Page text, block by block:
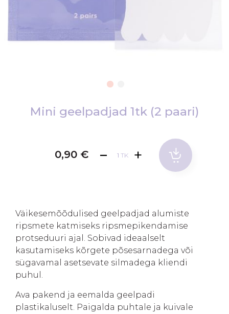
Mini geelpadjad 1tk (2 paari)
0,90 € TK
Väikesemõõdulised geelpadjad alumiste
ripsmete katmiseks ripsmepikendamise
protseduuri ajal. Sobivad ideaalselt
kasutamiseks kõrgete põsesarnadega või
sügavamal asetsevate silmadega kliendi
puhul.
Ava pakend ja eemalda geelpadi
plastikaluselt. Paigalda puhtale ja kuivale